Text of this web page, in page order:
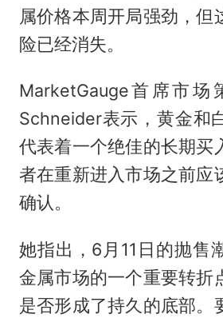
属价格本周开局强劲，但
险已经消失。
MarketGauge首席市场
Schneider表示，黄金和
代表着一个绝佳的长期买
者在重新进入市场之前应
确认。
她指出，6月11日的抛售
金属市场的一个重要转折
是否形成了持久的底部。